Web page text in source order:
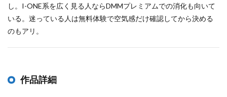
し。I-ONE系を広く見る人ならDMMプレミアムでの消化も向いて
いる。迷っている人は無料体験で空気感だけ確認してから決める
のもアリ。
作品詳細